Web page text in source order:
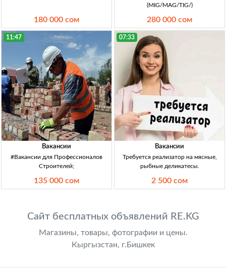
180 000 сом
(MIG/MAG/TIG/)
280 000 сом
11:47
Вакансии
#Вакансии для Профессионалов
Строителей;
135 000 сом
07:33
Вакансии
Требуется реализатор на мясные,
рыбные деликатесы.
2 500 сом
Сайт бесплатных объявлений RE.KG
Магазины, товары, фотографии и цены.
Кыргызстан, г.Бишкек